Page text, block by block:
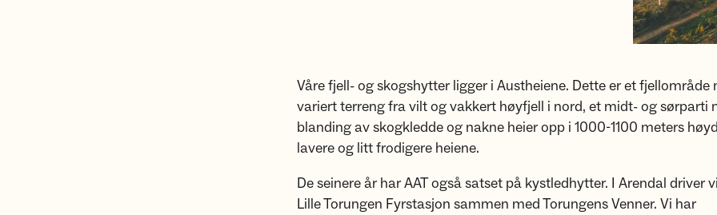
Våre fjell- og skogshytter ligger i Austheiene. Dette er et fjellområde
variert terreng fra vilt og vakkert høyfjell i nord, et midt- og sørparti
blanding av skogkledde og nakne heier opp i 1000-1100 meters
lavere og litt frodigere heiene.
De seinere år har AAT også satset på kystledhytter. I Arendal driver
Lille Torungen Fyrstasjon sammen med Torungens Venner. Vi har